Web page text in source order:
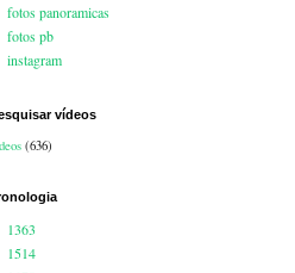
fotos panoramicas
fotos pb
instagram
vídeos
(636)
1363
1514